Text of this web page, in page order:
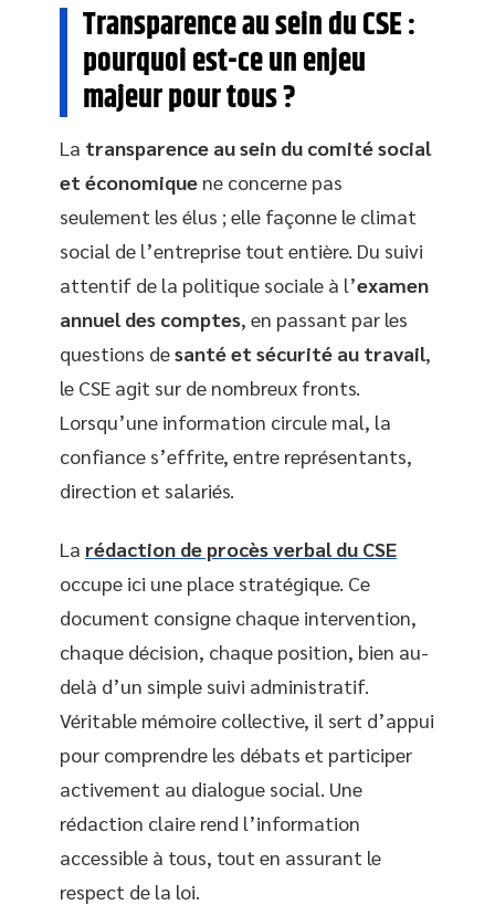
Transparence au sein du CSE :
pourquoi est-ce un enjeu
majeur pour tous ?
La transparence au sein du comité social
et économique ne concerne pas
seulement les élus ; elle façonne le climat
social de l’entreprise tout entière. Du suivi
attentif de la politique sociale à l’examen
annuel des comptes, en passant par les
questions desanté et sécurité au travail,
le CSE agit sur de nombreux fronts.
Lorsqu’une information circule mal, la
confiance s’effrite, entre représentants,
direction et salariés.
La rédaction de procès verbal du CSE
occupe ici une place stratégique. Ce
document consigne chaque intervention,
chaque décision, chaque position, bien au-
delà d’un simple suivi administratif.
Véritable mémoire collective, il sert d’appui
pour comprendre les débats et participer
activement au dialogue social. Une
rédaction claire rend l’information
accessible à tous, tout en assurant le
respect de la loi.